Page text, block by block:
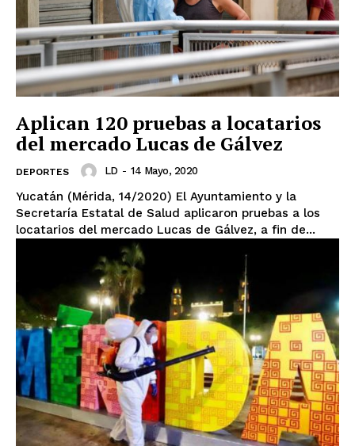
Aplican 120 pruebas a locatarios
del mercado Lucas de Gálvez
DEPORTES LD - 14 Mayo, 2020
Yucatán (Mérida, 14/2020) El Ayuntamiento y la
Secretaría Estatal de Salud aplicaron pruebas a los
locatarios del mercado Lucas de Gálvez, a fin de...